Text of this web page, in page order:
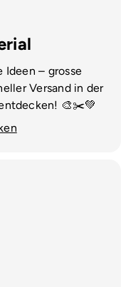
Ideen – grosse
Versand in der
🎨✂️💚